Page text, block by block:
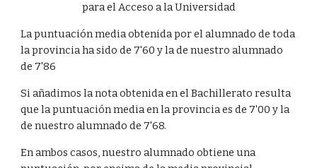
para el Acceso a la Universidad
La puntuación media obtenida por el alumnado de toda
la provincia ha sido de 7'60 y la de nuestro alumnado
de 7'86
Si añadimos la nota obtenida en el Bachillerato resulta
que la puntuación media en la provincia es de 7'00 y la
de nuestro alumnado de 7'68.
En ambos casos, nuestro alumnado obtiene una